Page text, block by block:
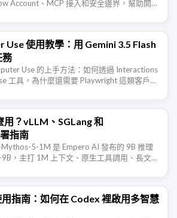
Account、MCP 接入和安全邊界，幫助開發
究場景。
Use 使用教學：用 Gemini 3.5 Flash
務
Use 的上手方法：如何透過 Interactions
工具，為什麼還需要 Playwright 這類客戶端
？vLLM、SGLang 和
指南
5-1M 是 Empero AI 發布的 9B 推理
，主打 1M 上下文、原生工具調用、長文本
用指南：如何在 Codex 裡啟用多智慧